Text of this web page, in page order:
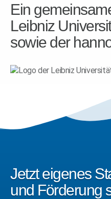
Ein
Leibniz
sowie der
Jetzt eigenes
und Förderung